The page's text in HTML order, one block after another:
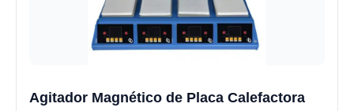
Agitador Magnético de Placa Calefactora